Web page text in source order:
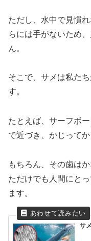
ただし、水中で見慣
らには手がないため
ん。
そこで、サメは私た
す。
たとえば、サーフボ
で近づき、かじって
もちろん、その歯は
ただけでも人間にと
ます。
サ